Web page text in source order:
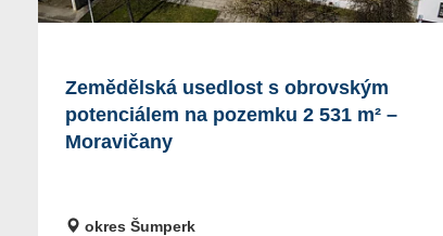
Zemědělská usedlost s obrovským
potenciálem na pozemku 2 531 m² –
Moravičany
okres Šumperk